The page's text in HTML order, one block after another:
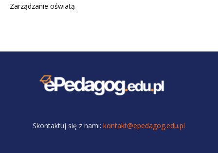
Zarządzanie oświatą
Skontaktuj się z nami:kontakt@epedagog.edu.pl